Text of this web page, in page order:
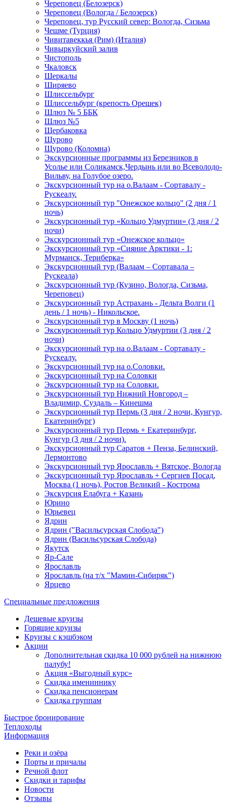
Череповец (Белозерск)
Череповец (Вологда / Белозерск)
Череповец, тур Русский север: Вологда, Сизьма
Чешме (Турция)
Чивитавеккья (Рим) (Италия)
Чивыркуйский залив
Чистополь
Чкаловск
Шеркалы
Ширяево
Шлиссельбург
Шлиссельбург (крепость Орешек)
Шлюз № 5 ББК
Шлюз №5
Щербаковка
Щурово
Щурово (Коломна)
Экскурсионные программы из Березников в
Усолье или Соликамск,Чердынь или во Всеволодо-
Вильву, на Голубое озеро.
Экскурсионный тур на о.Валаам - Сортавалу -
Рускеалу.
Экскурсионный тур "Онежское кольцо" (2 дня / 1
ночь)
Экскурсионный тур «Кольцо Удмуртии» (3 дня / 2
ночи)
Экскурсионный тур «Онежское кольцо»
Экскурсионный тур «Сияние Арктики - 1:
Мурманск, Териберка»
Экскурсионный тур (Валаам – Сортавала –
Рускеала)
Экскурсионный тур (Кузино, Вологда, Сизьма,
Череповец)
Экскурсионный тур Астрахань - Дельта Волги (1
день / 1 ночь) - Никольское.
Экскурсионный тур в Москву (1 ночь)
Экскурсионный тур Кольцо Удмуртии (3 дня / 2
ночи)
Экскурсионный тур на о.Валаам - Сортавалу -
Рускеалу.
Экскурсионный тур на о.Соловки.
Экскурсионный тур на Соловки
Экскурсионный тур на Соловки.
Экскурсионный тур Нижний Новгород –
Владимир, Суздаль – Кинешма
Экскурсионный тур Пермь (3 дня / 2 ночи, Кунгур,
Екатеринбург)
Экскурсионный тур Пермь + Екатеринбург,
Кунгур (3 дня / 2 ночи).
Экскурсионный тур Саратов + Пенза, Белинский,
Лермонтово
Экскурсионный тур Ярославль + Вятское, Вологда
Экскурсионный тур Ярославль + Сергиев Посад,
Москва (1 ночь), Ростов Великий - Кострома
Экскурсия Елабуга + Казань
Юрино
Юрьевец
Ядрин
Ядрин ("Васильсурская Слобода")
Ядрин (Васильсурская Слобода)
Якутск
Яр-Сале
Ярославль
Ярославль (на т/х "Мамин-Сибиряк")
Ярцево
Специальные предложения
Дешевые круизы
Горящие круизы
Круизы с кэшбэком
Акции
Дополнительная скидка 10 000 рублей на нижнюю
палубу!
Акция «Выгодный курс»
Скидка имениннику
Скидка пенсионерам
Скидка группам
Быстрое бронирование
Теплоходы
Информация
Реки и озёра
Порты и причалы
Речной флот
Скидки и тарифы
Новости
Отзывы